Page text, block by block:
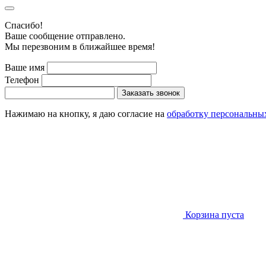
Cпасибо!
Ваше сообщение отправлено.
Мы перезвоним в ближайшее время!
Ваше имя
Телефон
Заказать звонок
Нажимаю на кнопку, я даю согласие на обработку
Корзина пуста